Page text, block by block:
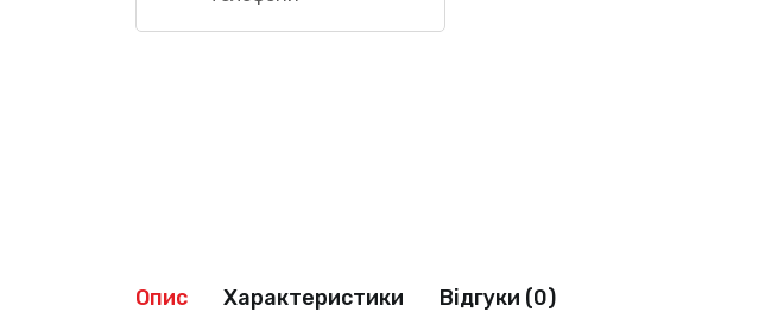
Опис Характеристики Відгуки (0)